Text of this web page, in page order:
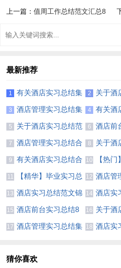
上一篇：值周工作总结范文汇总8
最新推荐
1
有关酒店实习总结集
锦八篇
2
关于酒
文8篇
3
酒店管理实习总结集
合5篇
4
有关酒
文汇总八
5
关于酒店实习总结范
文汇总八篇
6
酒店前
文汇编6篇
7
酒店管理实习总结合
集5篇
8
关于酒
文集合十篇
9
有关酒店实习总结合
集6篇
10
【热
师总结模
11
【精华】毕业实习总
结锦集七篇
12 酒店管
编九篇
13 酒店实习总结范文锦
集六篇
14 酒店实
编9篇
15 酒店前台实习总结8
篇
16 关于酒
文十篇
17 酒店管理实习总结集 18 酒店实
猜你喜欢